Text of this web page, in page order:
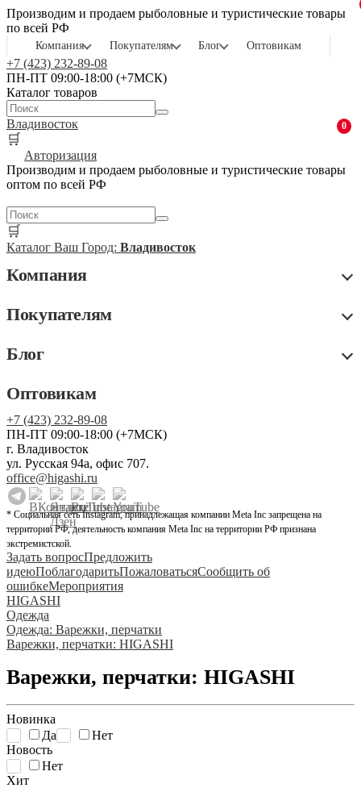
Производим и продаем рыболовные и туристические товары
по всей РФ
Компания Покупателям Блог Оптовикам
+7 (423) 232-89-08
ПН-ПТ 09:00-18:00 (+7МСК)
Каталог товаров
Владивосток
🛒
0
Авторизация
Производим и продаем рыболовные и туристические товары
оптом по всей РФ
🛒
Каталог Ваш Город: Владивосток
Компания
Покупателям
Блог
Оптовикам
+7 (423) 232-89-08
ПН-ПТ 09:00-18:00 (+7МСК)
г. Владивосток
ул. Русская 94а, офис 707.
office@higashi.ru
* Социальная сеть Instagram, принадлежащая компании Meta Inc запрещена на
территории РФ, деятельность компания Meta Inc на территории РФ признана
экстремистской.
Задать вопросПредложить
идеюПоблагодаритьПожаловатьсяСообщить об
ошибкеМероприятия
HIGASHI
Одежда
Одежда: Варежки, перчатки
Варежки, перчатки: HIGASHI
Варежки, перчатки: HIGASHI
Новинка
Да
Нет
Новость
Нет
Хит